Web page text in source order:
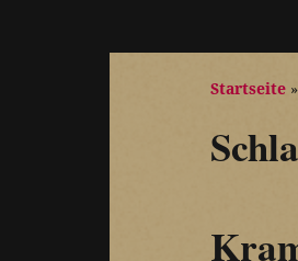
Startseite »